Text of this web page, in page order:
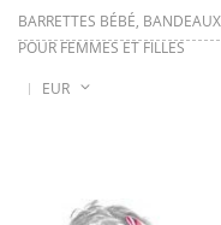
BARRETTES BÉBÉ,
POUR FEMMES ET FILLES
EUR